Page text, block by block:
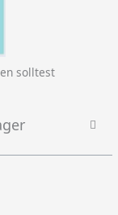
solltest